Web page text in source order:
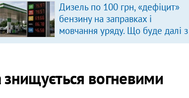
Поліція отримала заяву щодо
незаконності проведення у
Почаївській лаврі хресної ходи
знищується вогневими